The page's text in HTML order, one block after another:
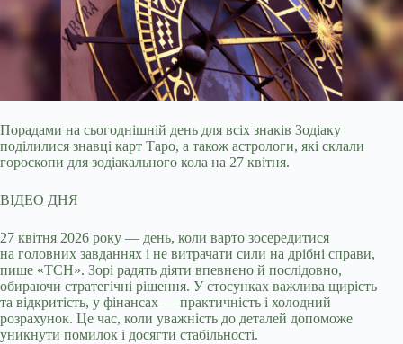
Порадами на сьогоднішній день для всіх знаків Зодіаку
поділилися знавці карт Таро, а також астрологи, які склали
гороскопи для зодіакального кола на 27 квітня.
ВІДЕО ДНЯ
27 квітня 2026 року — день, коли варто зосередитися
на головних завданнях і не витрачати сили на дрібні справи,
пише «ТСН». Зорі радять діяти впевнено й послідовно,
обираючи стратегічні рішення. У стосунках важлива щирість
та відкритість, у фінансах — практичність і холодний
розрахунок. Це час, коли уважність до деталей допоможе
уникнути помилок і досягти стабільності.